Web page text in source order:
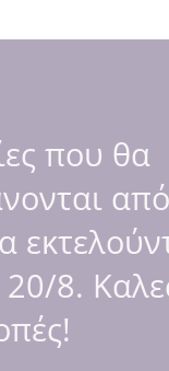
ύφασμα και
μαζί μας)
μισό ποσό.
που θα
από
8.